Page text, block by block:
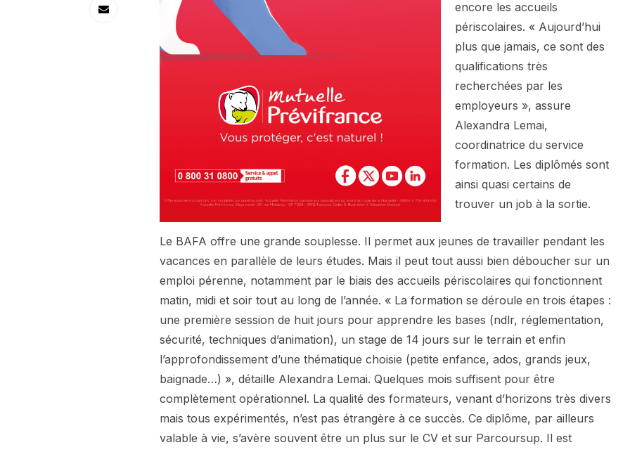
encore les accueils
périscolaires. « Aujourd’hui
plus que jamais, ce sont des
qualifications très
recherchées par les
employeurs », assure
Alexandra Lemai,
coordinatrice du service
formation. Les diplômés sont
ainsi quasi certains de
trouver un job à la sortie.
Le BAFA offre une grande souplesse. Il permet aux jeunes de travailler pendant les
vacances en parallèle de leurs études. Mais il peut tout aussi bien déboucher sur un
emploi pérenne, notamment par le biais des accueils périscolaires qui fonctionnent
matin, midi et soir tout au long de l’année. « La formation se déroule en trois étapes :
une première session de huit jours pour apprendre les bases (ndlr, réglementation,
sécurité, techniques d’animation), un stage de 14 jours sur le terrain et enfin
l’approfondissement d’une thématique choisie (petite enfance, ados, grands jeux,
baignade…) », détaille Alexandra Lemai. Quelques mois suffisent pour être
complètement opérationnel. La qualité des formateurs, venant d’horizons très divers
mais tous expérimentés, n’est pas étrangère à ce succès. Ce diplôme, par ailleurs
valable à vie, s’avère souvent être un plus sur le CV et sur Parcoursup. Il est